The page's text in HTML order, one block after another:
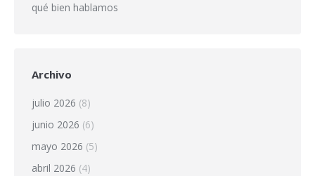
qué bien hablamos
Archivo
julio 2026 (8)
junio 2026 (6)
mayo 2026 (5)
abril 2026 (4)